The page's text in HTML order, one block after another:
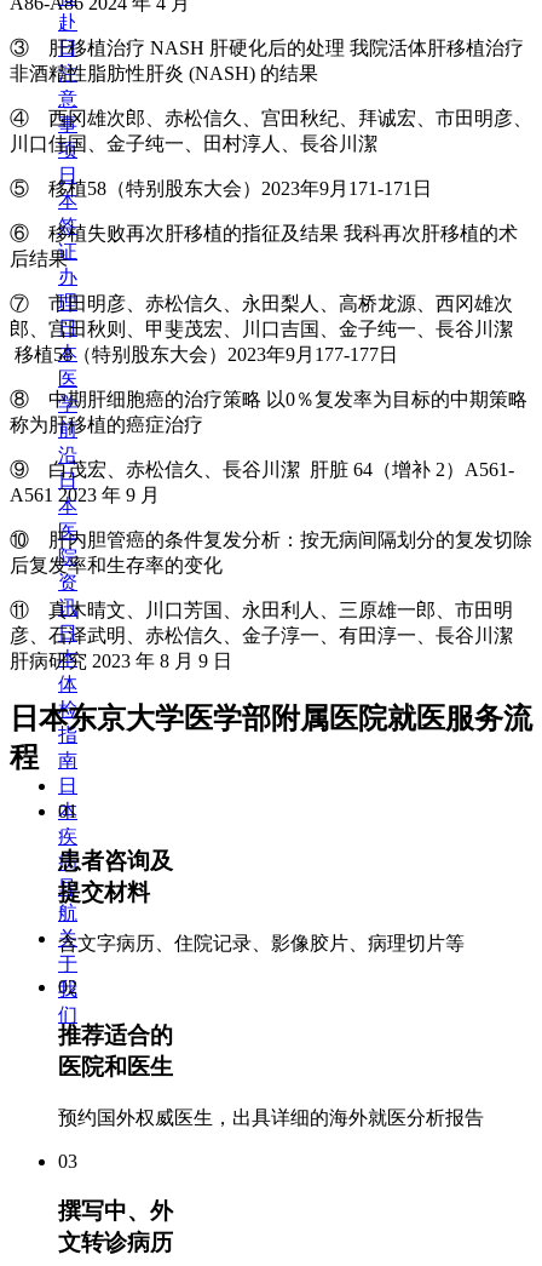
赴
日
注
意
事
项
日
本
签
证
办
理
日
本
医
学
前
沿
日
本
医
院
资
讯
日
本
体
检
指
南
日
本
疾
病
导
航
关
于
我
们
③ 肝移植治疗 NASH 肝硬化后的处理 我院活体肝移植治疗
非酒精性脂肪性肝炎 (NASH) 的结果
④ 西冈雄次郎、赤松信久、宫田秋纪、拜诚宏、市田明彦、
川口佳国、金子纯一、田村淳人、長谷川潔
⑤ 移植58（特别股东大会）2023年9月171-171日
⑥ 移植失败再次肝移植的指征及结果 我科再次肝移植的术
后结果
⑦ 市田明彦、赤松信久、永田梨人、高桥龙源、西冈雄次
郎、宫田秋则、甲斐茂宏、川口吉国、金子纯一、長谷川潔
移植58（特别股东大会）2023年9月177-177日
⑧ 中期肝细胞癌的治疗策略 以0％复发率为目标的中期策略
称为肝移植的癌症治疗
⑨ 白茂宏、赤松信久、長谷川潔 肝脏 64（增补 2）A561-
A561 2023 年 9 月
⑩ 肝内胆管癌的条件复发分析：按无病间隔划分的复发切除
后复发率和生存率的变化
⑪ 真木晴文、川口芳国、永田利人、三原雄一郎、市田明
彦、石泽武明、赤松信久、金子淳一、有田淳一、長谷川潔
肝病研究 2023 年 8 月 9 日
日本东京大学医学部附属医院就医服务流
程
01
患者咨询及
提交材料
含文字病历、住院记录、影像胶片、病理切片等
02
推荐适合的
医院和医生
预约国外权威医生，出具详细的海外就医分析报告
03
撰写中、外
文转诊病历